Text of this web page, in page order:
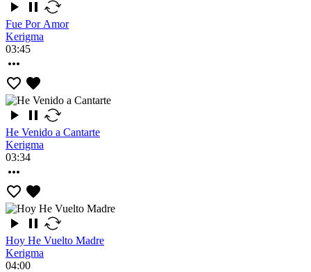
Fue Por Amor
Kerigma
03:45
He Venido a Cantarte
Kerigma
03:34
Hoy He Vuelto Madre
Kerigma
04:00